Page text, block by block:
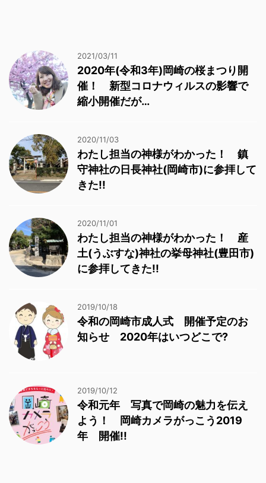
2021/03/11
2020年(令和3年)岡崎の桜まつり開
催！ 新型コロナウィルスの影響で
縮小開催だが…
2020/11/03
わたし担当の神様がわかった！ 鎮
守神社の日長神社(岡崎市)に参拝して
きた!!
2020/11/01
わたし担当の神様がわかった！ 産
土(うぶすな)神社の挙母神社(豊田市)
に参拝してきた!!
2019/10/18
令和の岡崎市成人式 開催予定のお
知らせ 2020年はいつどこで?
2019/10/12
令和元年 写真で岡崎の魅力を伝え
よう！ 岡崎カメラがっこう2019
年 開催!!